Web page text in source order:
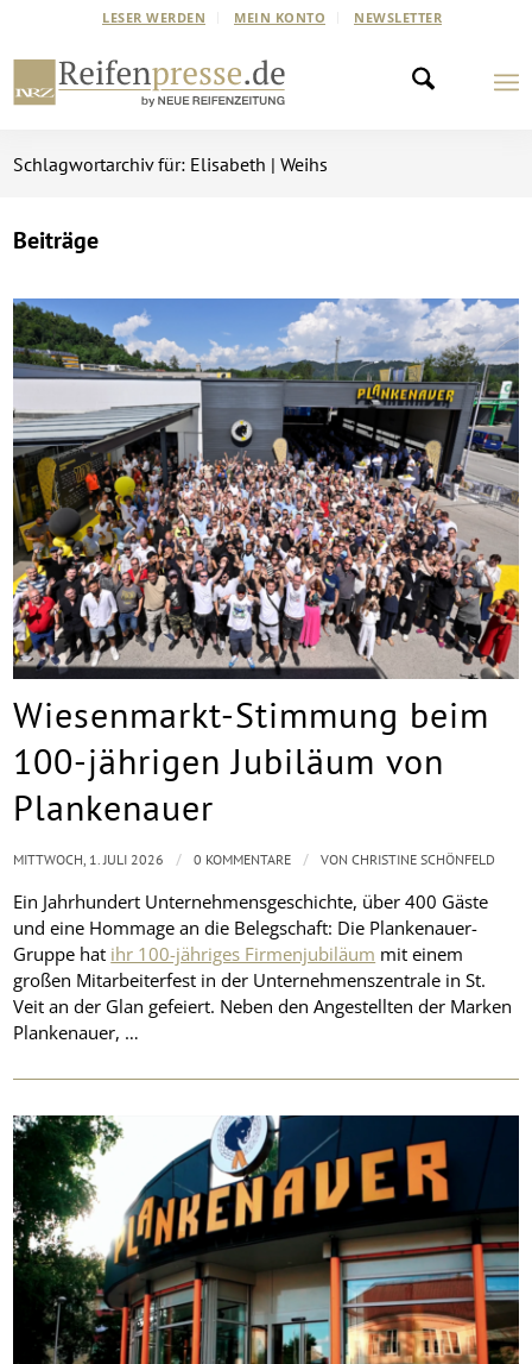
LESER WERDEN MEIN KONTO NEWSLETTER
Schlagwortarchiv für: Elisabeth | Weihs
Beiträge
Wiesenmarkt-Stimmung beim
100-jährigen Jubiläum von
Plankenauer
Ein Jahrhundert Unternehmensgeschichte, über 400 Gäste
und eine Hommage an die Belegschaft: Die Plankenauer-
Gruppe hat ihr 100-jähriges Firmenjubiläum mit einem
großen Mitarbeiterfest in der Unternehmenszentrale in St.
Veit an der Glan gefeiert. Neben den Angestellten der Marken
Plankenauer, …
MITTWOCH, 1. JULI 2026 / 0 KOMMENTARE / VONCHRISTINE SCHÖNFELD